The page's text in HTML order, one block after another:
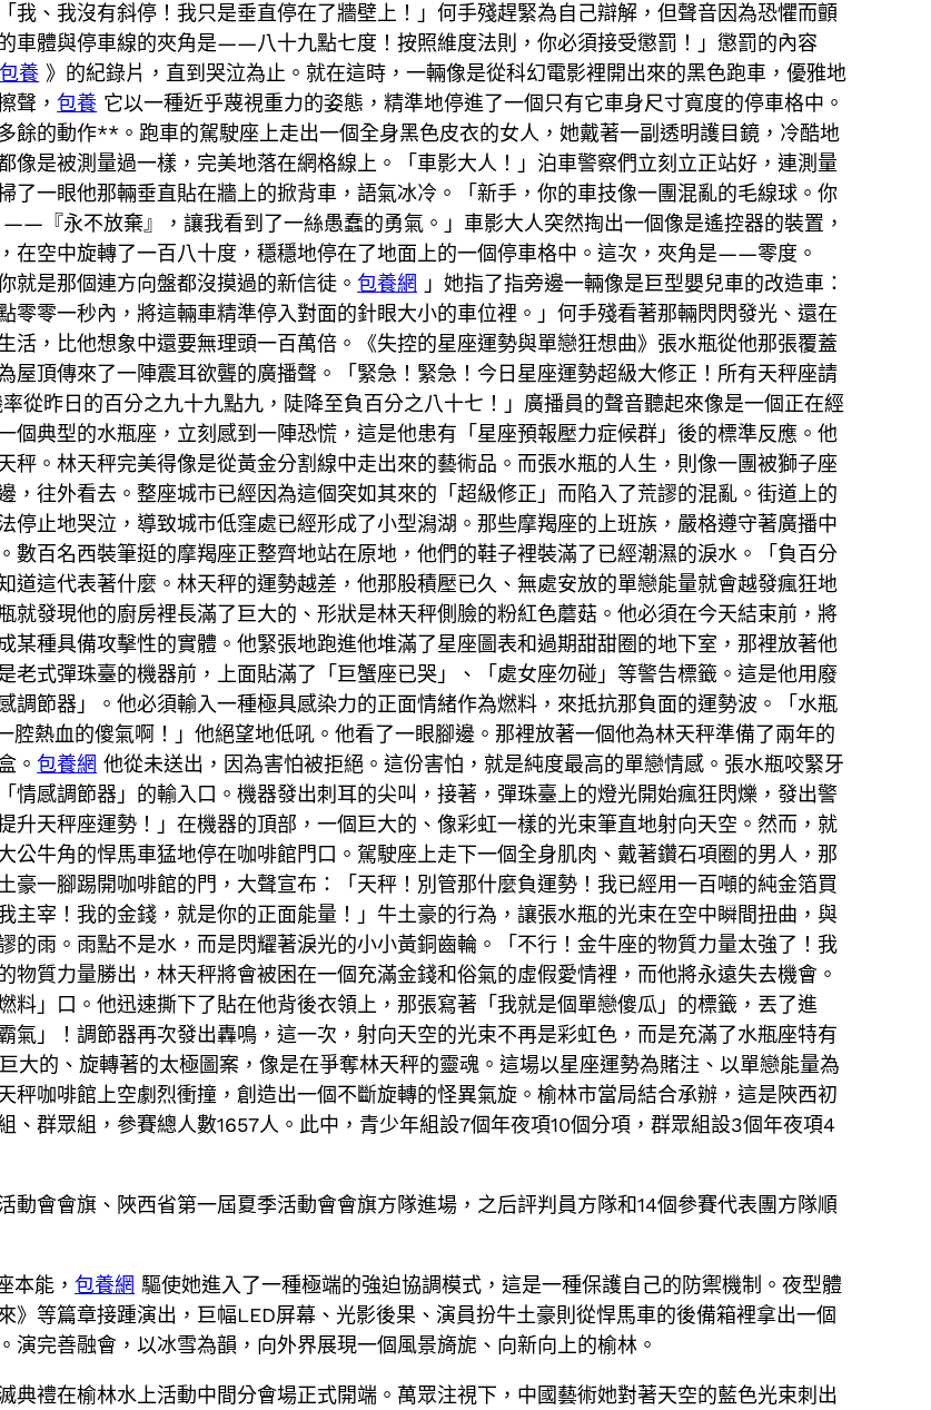
我、我沒有斜停！我只是垂直停在了牆壁上！」何手殘趕緊為自己辯解，但聲音因為恐懼而顫
車體與停車線的夾角是——八十九點七度！按照維度法則，你必須接受懲罰！」懲罰的內容
包養 》的紀錄片，直到哭泣為止。就在這時，一輛像是從科幻電影裡開出來的黑色跑車，優雅地
聲，包養 它以一種近乎蔑視重力的姿態，精準地停進了一個只有它車身尺寸寬度的停車格中。
餘的動作**。跑車的駕駛座上走出一個全身黑色皮衣的女人，她戴著一副透明護目鏡，冷酷地
像是被測量過一樣，完美地落在網格線上。「車影大人！」泊車警察們立刻立正站好，連測量
了一眼他那輛垂直貼在牆上的掀背車，語氣冰冷。「新手，你的車技像一團混亂的毛線球。你
——『永不放棄』，讓我看到了一絲愚蠢的勇氣。」車影大人突然掏出一個像是遙控器的裝置，
在空中旋轉了一百八十度，穩穩地停在了地面上的一個停車格中。這次，夾角是——零度。
就是那個連方向盤都沒摸過的新信徒。包養網
」她指了指旁邊一輛像是巨型嬰兒車的改造車：
零零一秒內，將這輛車精準停入對面的針眼大小的車位裡。」何手殘看著那輛閃閃發光、還在
活，比他想象中還要無理頭一百萬倍。《失控的星座運勢與單戀狂想曲》張水瓶從他那張覆蓋
屋頂傳來了一陣震耳欲聾的廣播聲。「緊急！緊急！今日星座運勢超級大修正！所有天秤座請
從昨日的百分之九十九點九，陡降至負百分之八十七！」廣播員的聲音聽起來像是一個正在經
個典型的水瓶座，立刻感到一陣恐慌，這是他患有「星座預報壓力症候群」後的標準反應。他
秤。林天秤完美得像是從黃金分割線中走出來的藝術品。而張水瓶的人生，則像一團被獅子座
，往外看去。整座城市已經因為這個突如其來的「超級修正」而陷入了荒謬的混亂。街道上的
停止地哭泣，導致城市低窪處已經形成了小型潟湖。那些摩羯座的上班族，嚴格遵守著廣播中
數百名西裝筆挺的摩羯座正整齊地站在原地，他們的鞋子裡裝滿了已經潮濕的淚水。「負百分
道這代表著什麼。林天秤的運勢越差，他那股積壓已久、無處安放的單戀能量就會越發瘋狂地
就發現他的廚房裡長滿了巨大的、形狀是林天秤側臉的粉紅色蘑菇。他必須在今天結束前，將
某種具備攻擊性的實體。他緊張地跑進他堆滿了星座圖表和過期甜甜圈的地下室，那裡放著他
老式彈珠臺的機器前，上面貼滿了「巨蟹座已哭」、「處女座勿碰」等警告標籤。這是他用廢
調節器」。他必須輸入一種極具感染力的正面情緒作為燃料，來抵抗那負面的運勢波。「水瓶
熱血的傻氣啊！」他絕望地低吼。他看了一眼腳邊。那裡放著一個他為林天秤準備了兩年的
。包養網 他從未送出，因為害怕被拒絕。這份害怕，就是純度最高的單戀情感。張水瓶咬緊牙
情感調節器」的輸入口。機器發出刺耳的尖叫，接著，彈珠臺上的燈光開始瘋狂閃爍，發出警
升天秤座運勢！」在機器的頂部，一個巨大的、像彩虹一樣的光束筆直地射向天空。然而，就
公牛角的悍馬車猛地停在咖啡館門口。駕駛座上走下一個全身肌肉、戴著鑽石項圈的男人，那
一腳踢開咖啡館的門，大聲宣布：「天秤！別管那什麼負運勢！我已經用一百噸的純金箔買
主宰！我的金錢，就是你的正面能量！」牛土豪的行為，讓張水瓶的光束在空中瞬間扭曲，與
的雨。雨點不是水，而是閃耀著淚光的小小黃銅齒輪。「不行！金牛座的物質力量太強了！我
質力量勝出，林天秤將會被困在一個充滿金錢和俗氣的虛假愛情裡，而他將永遠失去機會。
料」口。他迅速撕下了貼在他背後衣領上，那張寫著「我就是個單戀傻瓜」的標籤，丟了進
氣」！調節器再次發出轟鳴，這一次，射向天空的光束不再是彩虹色，而是充滿了水瓶座特有
的、旋轉著的太極圖案，像是在爭奪林天秤的靈魂。這場以星座運勢為賭注、以單戀能量為
秤咖啡館上空劇烈衝撞，創造出一個不斷旋轉的怪異氣旋。榆林市當局結合承辦，這是陜西初
群眾組，參賽總人數1657人。此中，青少年組設7個年夜項10個分項，群眾組設3個年夜項4
動會會旗、陜西省第一屆夏季活動會會旗方隊進場，之后評判員方隊和14個參賽代表團方隊順
本能，包養網 驅使她進入了一種極端的強迫協調模式，這是一種保護自己的防禦機制。夜型體
》等篇章接踵演出，巨幅LED屏幕、光影後果、演員扮牛土豪則從悍馬車的後備箱裡拿出一個
完善融會，以冰雪為韻，向外界展現一個風景旖旎、向新向上的榆林。
典禮在榆林水上活動中間分會場正式開端。萬眾注視下，中國藝術她對著天空的藍色光束刺出